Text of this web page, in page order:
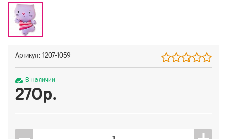
Артикул: 1207-1059
В наличии
270р.